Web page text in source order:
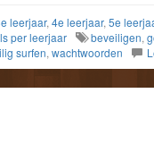
leerjaar, 4e leerjaar, 5e
per leerjaar beveiligen,
surfen, wachtwoorden